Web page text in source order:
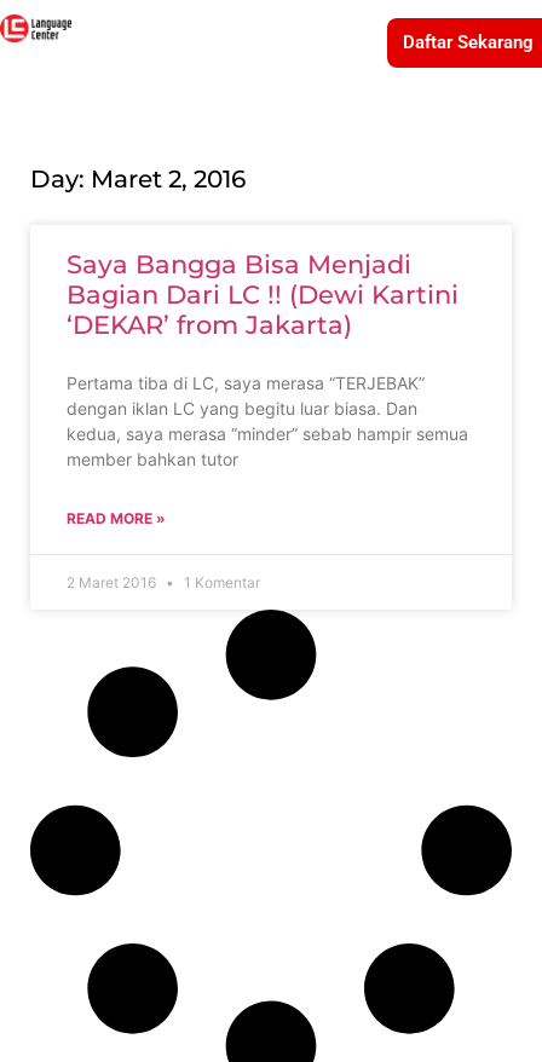
Daftar Sekarang
Day: Maret 2, 2016
Saya Bangga Bisa Menjadi
Bagian Dari LC !! (Dewi Kartini
‘DEKAR’ from Jakarta)
Pertama tiba di LC, saya merasa “TERJEBAK”
dengan iklan LC yang begitu luar biasa. Dan
kedua, saya merasa “minder” sebab hampir semua
member bahkan tutor
READ MORE »
2 Maret 2016 1 Komentar